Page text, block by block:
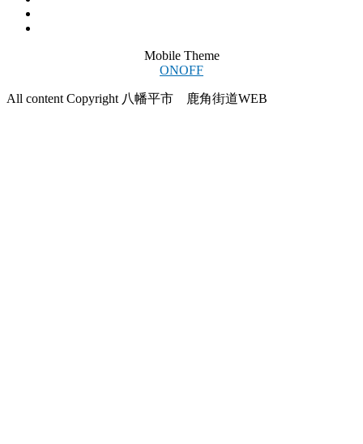
Mobile Theme
ONOFF
All content Copyright 八幡平市 鹿角街道WEB